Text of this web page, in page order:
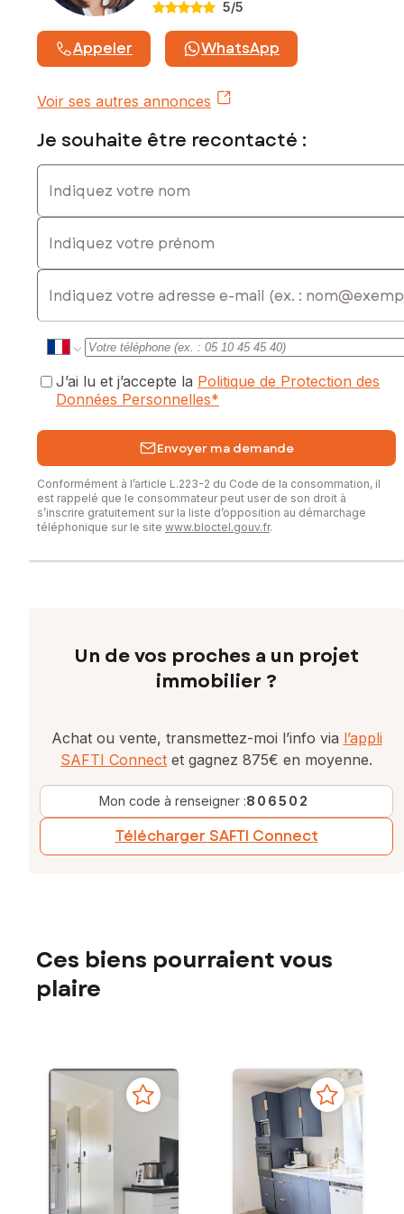
5/5
Appeler WhatsApp
Voir ses autres annonces
Je souhaite être recontacté :
Indiquez votre nom
Indiquez votre prénom
E-mail
J’ai lu et j’accepte la Politique de Protection des
Données Personnelles*
Envoyer ma demande
Conformément à l’article L.223-2 du Code de la consommation, il
est rappelé que le consommateur peut user de son droit à
s’inscrire gratuitement sur la liste d’opposition au démarchage
téléphonique sur le site www.bloctel.gouv.fr.
Un de vos proches a un projet
immobilier ?
Achat ou vente, transmettez-moi l’info via l’appli
SAFTI Connect et gagnez 875€ en moyenne.
Mon code à renseigner :806502
Télécharger SAFTI Connect
Ces biens pourraient vous
plaire